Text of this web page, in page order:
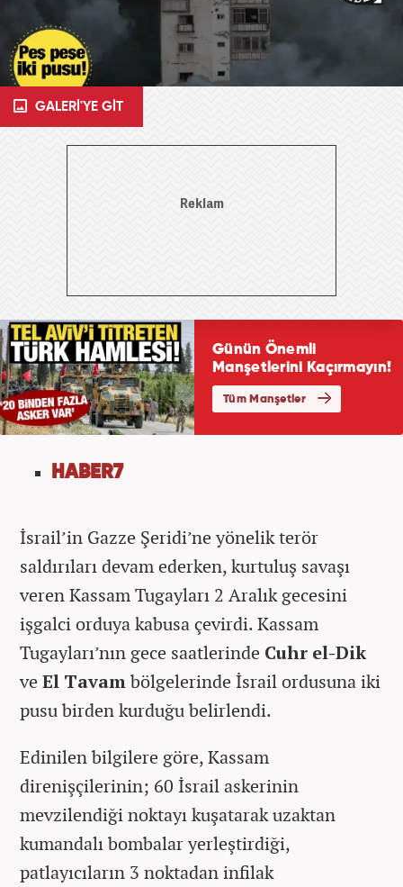
GALERİ'YE GİT
HABER7
İsrail’in Gazze Şeridi’ne yönelik terör
saldırıları devam ederken, kurtuluş savaşı
veren Kassam Tugayları 2 Aralık gecesini
işgalci orduya kabusa çevirdi. Kassam
Tugayları’nın gece saatlerinde Cuhr el-Dik
ve El Tavambölgelerinde İsrail ordusuna iki
pusu birden kurduğu belirlendi.
Edinilen bilgilere göre, Kassam
direnişçilerinin; 60 İsrail askerinin
mevzilendiği noktayı kuşatarak uzaktan
kumandalı bombalar yerleştirdiği,
patlayıcıların 3 noktadan infilak